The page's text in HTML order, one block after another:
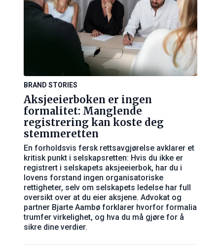
BRAND STORIES
Aksjeeierboken er ingen
formalitet: Manglende
registrering kan koste deg
stemmeretten
En forholdsvis fersk rettsavgjørelse avklarer et
kritisk punkt i selskapsretten: Hvis du ikke er
registrert i selskapets aksjeeierbok, har du i
lovens forstand ingen organisatoriske
rettigheter, selv om selskapets ledelse har full
oversikt over at du eier aksjene. Advokat og
partner Bjarte Aambø forklarer hvorfor formalia
trumfer virkelighet, og hva du må gjøre for å
sikre dine verdier.